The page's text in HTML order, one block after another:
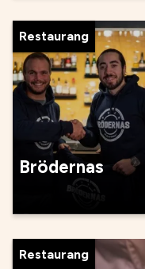
Restaurang
Brödernas
Restaurang